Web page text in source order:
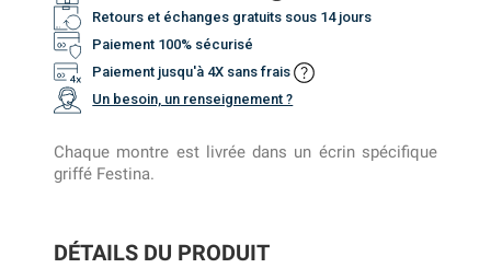
DÉTAILS DU PRODUIT
Retours et échanges gratuits sous 14 jours
Paiement 100% sécurisé
Paiement jusqu'à 4X sans frais
Un besoin, un renseignement ?
Chaque montre est livrée dans un écrin spécifique
griffé Festina.